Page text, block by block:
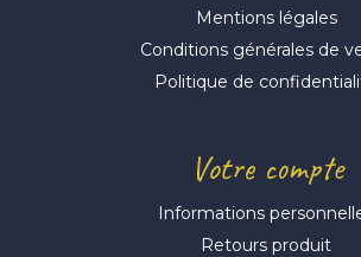
Votre compte
Informations
Retours produit
Mentions légales
Conditions générales de
Politique de